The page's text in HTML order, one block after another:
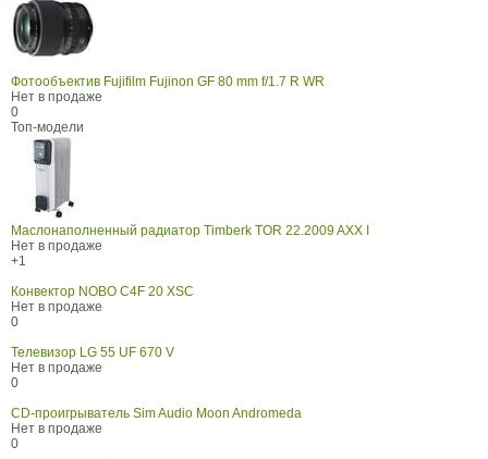
Фотообъектив Fujifilm Fujinon GF 80 mm f/1.7 R WR
Нет в продаже
0
Топ-модели
Маслонаполненный радиатор Timberk TOR 22.2009 AXX I
Нет в продаже
+1
Конвектор NOBO C4F 20 XSC
Нет в продаже
0
Телевизор LG 55 UF 670 V
Нет в продаже
0
CD-проигрыватель Sim Audio Moon Andromeda
Нет в продаже
0